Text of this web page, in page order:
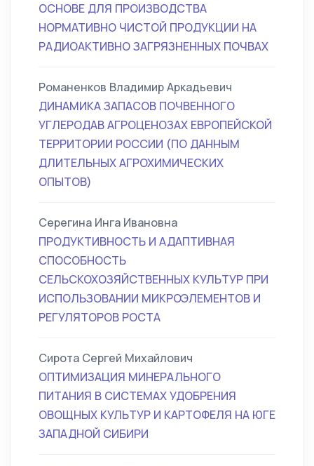
ОСНОВЕ ДЛЯ ПРОИЗВОДСТВА
НОРМАТИВНО ЧИСТОЙ ПРОДУКЦИИ НА
РАДИОАКТИВНО ЗАГРЯЗНЕННЫХ ПОЧВАХ
Романенков Владимир Аркадьевич
ДИНАМИКА ЗАПАСОВ ПОЧВЕННОГО
УГЛЕРОДАВ АГРОЦЕНОЗАХ ЕВРОПЕЙСКОЙ
ТЕРРИТОРИИ РОССИИ (ПО ДАННЫМ
ДЛИТЕЛЬНЫХ АГРОХИМИЧЕСКИХ
ОПЫТОВ)
Серегина Инга Ивановна
ПРОДУКТИВНОСТЬ И АДАПТИВНАЯ
СПОСОБНОСТЬ
СЕЛЬСКОХОЗЯЙСТВЕННЫХ КУЛЬТУР ПРИ
ИСПОЛЬЗОВАНИИ МИКРОЭЛЕМЕНТОВ И
РЕГУЛЯТОРОВ РОСТА
Сирота Сергей Михайлович
ОПТИМИЗАЦИЯ МИНЕРАЛЬНОГО
ПИТАНИЯ В СИСТЕМАХ УДОБРЕНИЯ
ОВОЩНЫХ КУЛЬТУР И КАРТОФЕЛЯ НА ЮГЕ
ЗАПАДНОЙ СИБИРИ